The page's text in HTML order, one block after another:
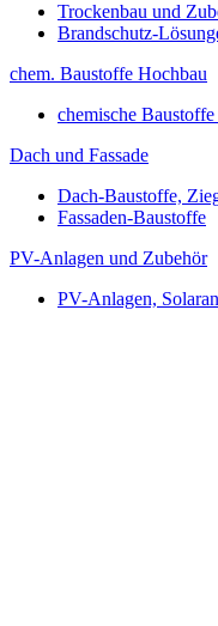
Trockenbau und
Brandschutz-
chem. Baustoffe Hochbau
chemische
Dach und Fassade
Dach-Baustoffe,
Fassaden-Baustoffe
PV-Anlagen und Zubehör
PV-Anlagen,